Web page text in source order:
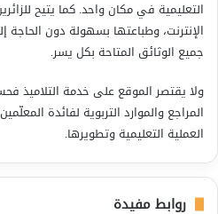
التعليمية في مكان واحد. كما يتيح
الإنترنت، وطباعتها بسهولة دون الحاجة
جميع الوثائق المتاحة بكل يسر.
ولا يقتصر الموقع على خدمة التلاميذ
المراجع والموارد التربوية لفائدة
العملية التعليمية وتطويرها.
روابط مفيدة